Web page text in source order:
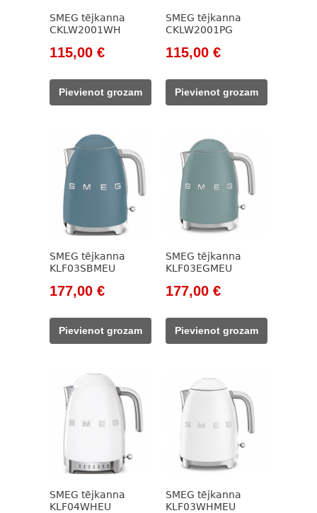
SMEG tējkanna
CKLW2001WH
Original
was:
133,00 €.
115,00 €Current
115,00 €.
Pievienot grozam
SMEG tējkanna
CKLW2001PG
Original
was:
133,00 €.
115,00 €Current
115,00 €.
Pievienot grozam
SMEG tējkanna
KLF03SBMEU
Original
was:
203,00 €.
177,00 €Current
177,00 €.
Pievienot grozam
SMEG tējkanna
KLF03EGMEU
Original
was:
203,00 €.
177,00 €Current
177,00 €.
Pievienot grozam
SMEG tējkanna
KLF04WHEU
SMEG tējkanna
KLF03WHMEU